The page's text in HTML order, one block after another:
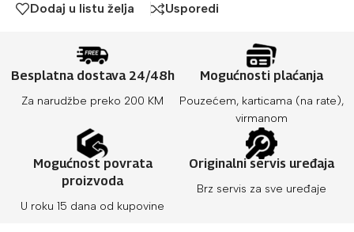
Dodaj u listu želja Usporedi
Besplatna dostava 24/48h
Za narudžbe preko 200 KM
Mogućnosti plaćanja
Pouzećem, karticama (na rate),
virmanom
Mogućnost povrata
proizvoda
U roku 15 dana od kupovine
Originalni servis uređaja
Brz servis za sve uređaje